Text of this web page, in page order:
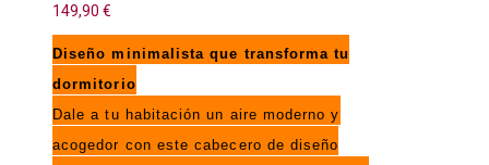
149,90 €
Diseño minimalista que transforma tu
dormitorio
Dale a tu habitación un aire moderno y
acogedor con este cabecero de diseño